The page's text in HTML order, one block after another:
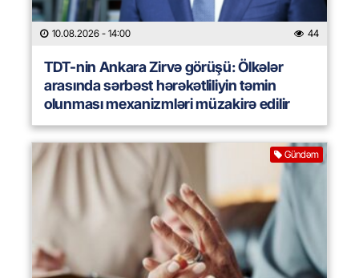
10.08.2026 - 14:00 44
TDT-nin Ankara Zirvə görüşü: Ölkələr
arasında sərbəst hərəkətliliyin təmin
olunması mexanizmləri müzakirə edilir
Gündəm